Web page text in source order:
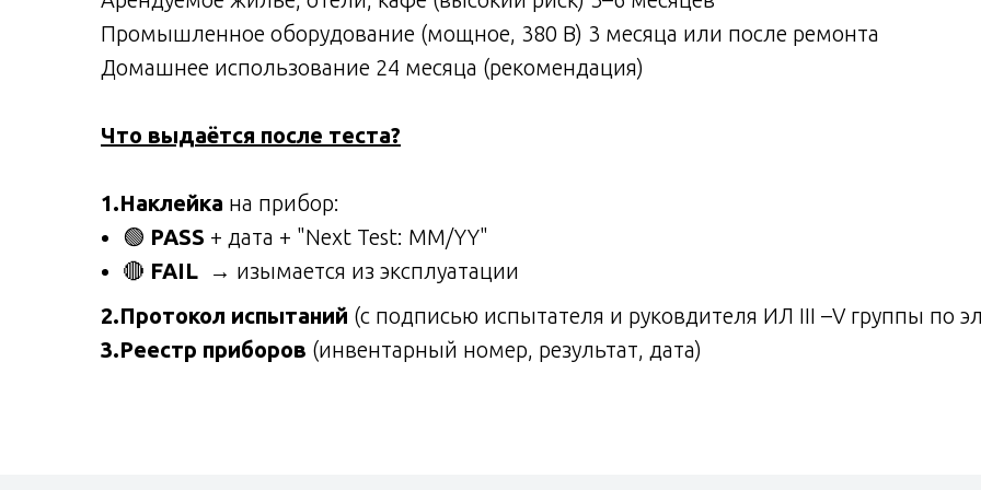
Промышленное оборудование (мощное, 380 В) 3 месяца или после ремонта
Домашнее использование 24 месяца (рекомендация)
Что выдаётся после теста?
1.Наклейка на прибор:
🟢 PASS + дата + "Next Test: MM/YY"
🔴 FAIL
→ изымается из эксплуатации
2.Протокол испытаний (с подписью испытателя и руковдителя ИЛ III –V группы по
3.Реестр приборов (инвентарный номер, результат, дата)